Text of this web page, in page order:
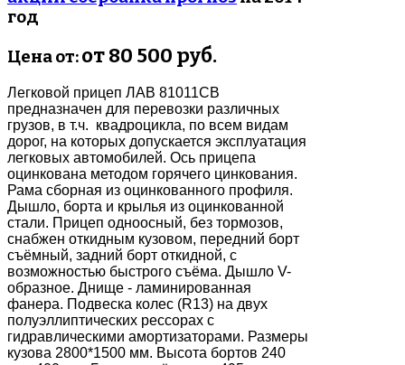
год
Цена от:от 80 500 руб.
Легковой прицеп ЛАВ 81011СВ
предназначен для перевозки различных
грузов, в т.ч. квадроцикла, по всем видам
дорог, на которых допускается эксплуатация
легковых автомобилей. Ось прицепа
оцинкована методом горячего цинкования.
Рама сборная из оцинкованного профиля.
Дышло, борта и крылья из оцинкованной
стали. Прицеп одноосный, без тормозов,
снабжен откидным кузовом, передний борт
съёмный, задний борт откидной, с
возможностью быстрого съёма. Дышло V-
образное. Днище - ламинированная
фанера. Подвеска колес (R13) на двух
полуэллиптических рессорах с
гидравлическими амортизаторами. Размеры
кузова 2800*1500 мм. Высота бортов 240